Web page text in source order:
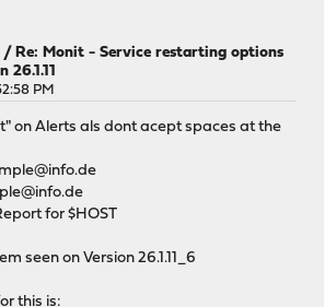
/ Re: Monit - Service restarting options
PM
on Alerts als dont acept spaces at the
for $HOST
seen on Version 26.1.11_6
this is: